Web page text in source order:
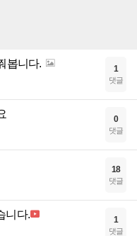
봅니다. 1
댓글
0
댓글
18
댓글
니다. 1
댓글